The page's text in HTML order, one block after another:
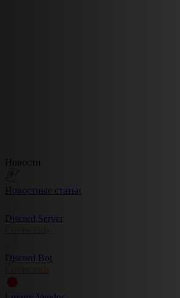
Новости
Новостные статьи
Discord Server
Community
Discord Bot